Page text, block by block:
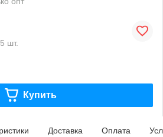
шт.
Купить
Доставка Оплата